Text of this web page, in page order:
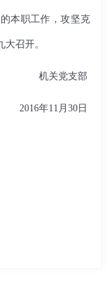
本职工作，攻坚克
召开。
机关党支部
2016年11 月 30日